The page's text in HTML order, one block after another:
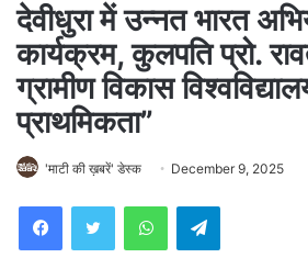
देवीधुरा में उन्नत भारत
कार्यक्रम, कुलपति प्रो.
ग्रामीण विकास
प्राथमिकता”
'माटी की ख़बरें' डेस्क December 9, 2025
WhatsAppTelegram